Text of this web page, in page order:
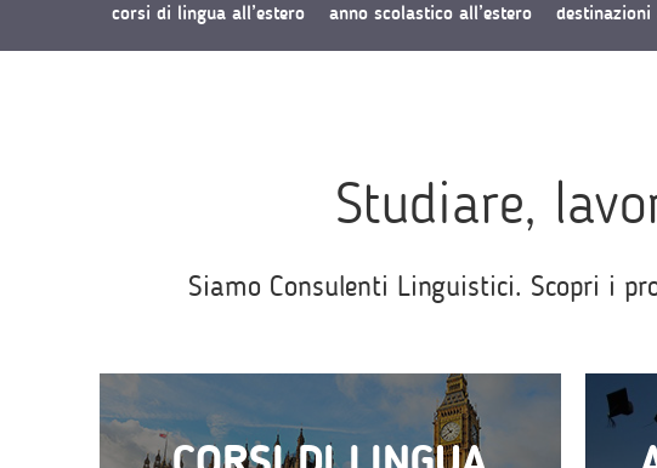
corsi di lingua all’estero anno scolastico all’estero
Studiare,
Siamo Consulenti Linguistici. Scopri i